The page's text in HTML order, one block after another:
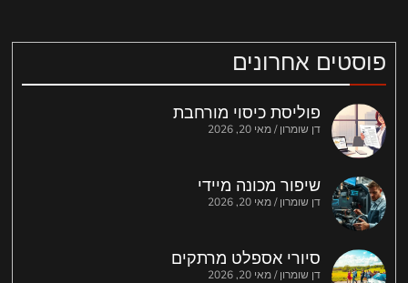
פוסטים אחרונים
פוליסת כיסוי מורחבת
דן שומרון מאי 20, 2026
שיפור מכונה מיידי
דן שומרון מאי 20, 2026
סיורי אספלט מרתקים
דן שומרון מאי 20, 2026